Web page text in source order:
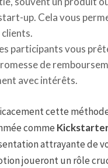
up. Cela vous
participants vous
de
avec intérêts.
cette
comme
attrayante de
joueront un rôle